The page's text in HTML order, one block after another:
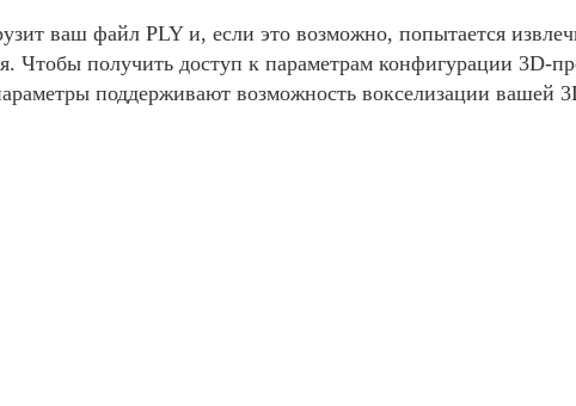
ваш файл PLY и, если это возможно, попытается
Чтобы получить доступ к параметрам конфигурации 3D-
поддерживают возможность вокселизации вашей